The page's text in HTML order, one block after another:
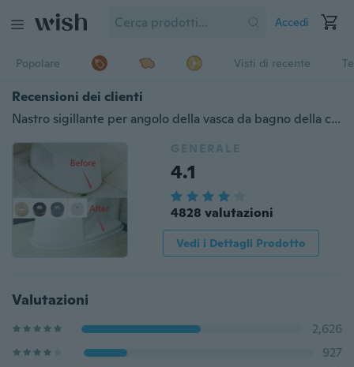
Accedi
Popolare Visti di recente
Recensioni dei clienti
Nastro sigillante per angolo della vasca da bagno della cucina del bagno della striscia della crepa del lavello del materiale del PVC della casa Nastro adesivo impermeabile della striscia della striscia di tenuta della muffa (larghezza 2.2cm, lunghezza 1m o 2m o 3m)
GENERALE
4.1
4828 valutazioni
Vedi i Dettagli Prodotto
Valutazioni
2,626
927